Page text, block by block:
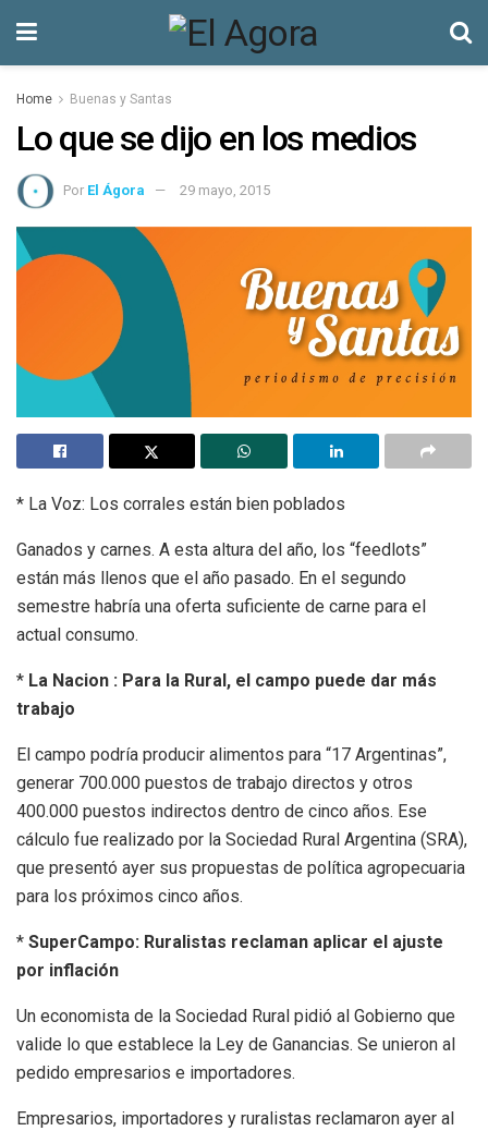
Home Buenas y Santas
Lo que se dijo en los medios
Por El Ágora 29 mayo, 2015
* La Voz: Los corrales están bien poblados
Ganados y carnes. A esta altura del año, los “feedlots”
están más llenos que el año pasado. En el segundo
semestre habría una oferta suficiente de carne para el
actual consumo.
* La Nacion : Para la Rural, el campo puede dar más
trabajo
El campo podría producir alimentos para “17 Argentinas”,
generar 700.000 puestos de trabajo directos y otros
400.000 puestos indirectos dentro de cinco años. Ese
cálculo fue realizado por la Sociedad Rural Argentina (SRA),
que presentó ayer sus propuestas de política agropecuaria
para los próximos cinco años.
* SuperCampo: Ruralistas reclaman aplicar el ajuste
por inflación
Un economista de la Sociedad Rural pidió al Gobierno que
valide lo que establece la Ley de Ganancias. Se unieron al
pedido empresarios e importadores.
Empresarios, importadores y ruralistas reclamaron ayer al